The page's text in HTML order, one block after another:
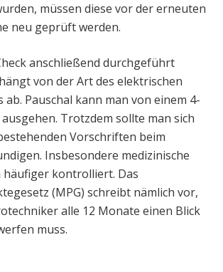
müssen diese vor der erneuten
neu geprüft werden.
anschließend durchgeführt
von der Art des elektrischen
Pauschal kann man von einem 4-
Trotzdem sollte man sich
Vorschriften beim
Insbesondere medizinische
häufiger kontrolliert. Das
(MPG) schreibt nämlich vor,
alle 12 Monate einen Blick
muss.